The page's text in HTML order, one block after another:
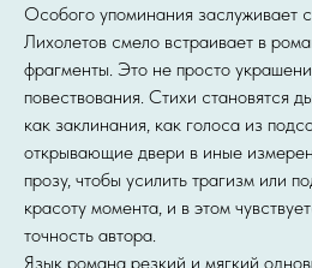
Особого упоминания заслуживает
Лихолетов смело встраивает в
фрагменты. Это не просто
повествования. Стихи становятся
как заклинания, как голоса из
открывающие двери в иные
прозу, чтобы усилить трагизм или
красоту момента, и в этом
точность автора.
Язык романа резкий и мягкий